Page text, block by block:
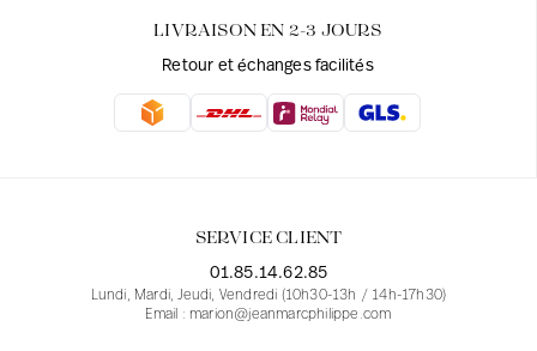
LIVRAISON EN 2-3 JOURS
Retour et échanges facilités
SERVICE CLIENT
01.85.14.62.85
Lundi, Mardi, Jeudi, Vendredi (10h30-13h / 14h-17h30)
Email : marion@jeanmarcphilippe.com